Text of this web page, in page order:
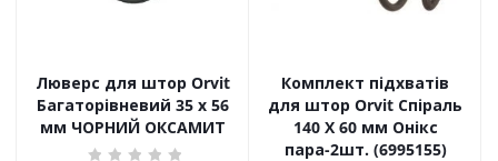
Люверс для штор Orvit
Багаторівневий 35 х 56
мм ЧОРНИЙ ОКСАМИТ
Комплект підхватів
для штор Orvit Спіраль
140 Х 60 мм Онікс
пара-2шт. (6995155)